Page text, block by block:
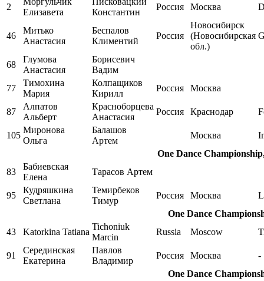
2
Елизавета
Константин
Россия Москва
46
Митько
Анастасия
Беспалов
Климентий
Россия
Новосибирск
(Новосибирская
обл.)
68
Глумова
Анастасия
Борисевич
Вадим
77
Тимохина
Мария
Колпащиков
Кирилл
Россия Москва
87
Алпатов
Альберт
Красноборцева
Анастасия
Россия Краснодар
105
Миронова
Ольга
Балашов
Артем
Москва
One Dance
83
Бабиевская
Елена
Тарасов Артем
95
Кудряшкина
Светлана
Темирбеков
Тимур
Россия Москва
One Dance
43
Katorkina Tatiana
Tichoniuk
Marcin
Russia Moscow
91
Серединская
Екатерина
Павлов
Владимир
Россия Москва
-
One Dance